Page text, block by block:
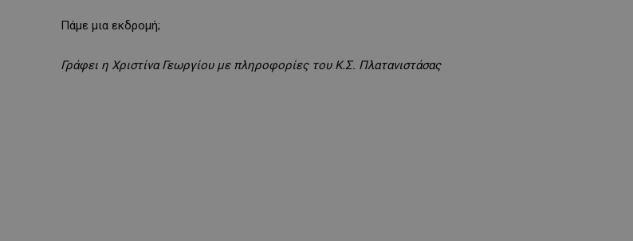
Πάμε μια εκδρομή;
Γράφει η Χριστίνα Γεωργίου με πληροφορίες του Κ.Σ. Πλατανιστάσας